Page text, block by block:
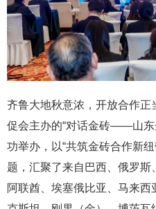
齐鲁大地秋意浓，开放合作
促会主办的“对话金砖——山东
功举办，以“共筑金砖合作新
题，汇聚了来自巴西、俄罗斯
阿联酋、埃塞俄比亚、马来西